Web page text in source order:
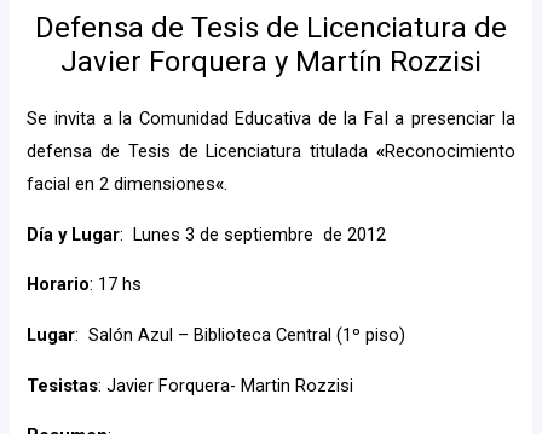
Defensa de Tesis de Licenciatura de
Javier Forquera y Martín Rozzisi
Se invita a la Comunidad Educativa de la FaI a presenciar la
defensa de Tesis de Licenciatura titulada «Reconocimiento
facial en 2 dimensiones«.
Día y Lugar: Lunes 3 de septiembre de 2012
Horario: 17 hs
Lugar: Salón Azul – Biblioteca Central (1º piso)
Tesistas: Javier Forquera- Martin Rozzisi